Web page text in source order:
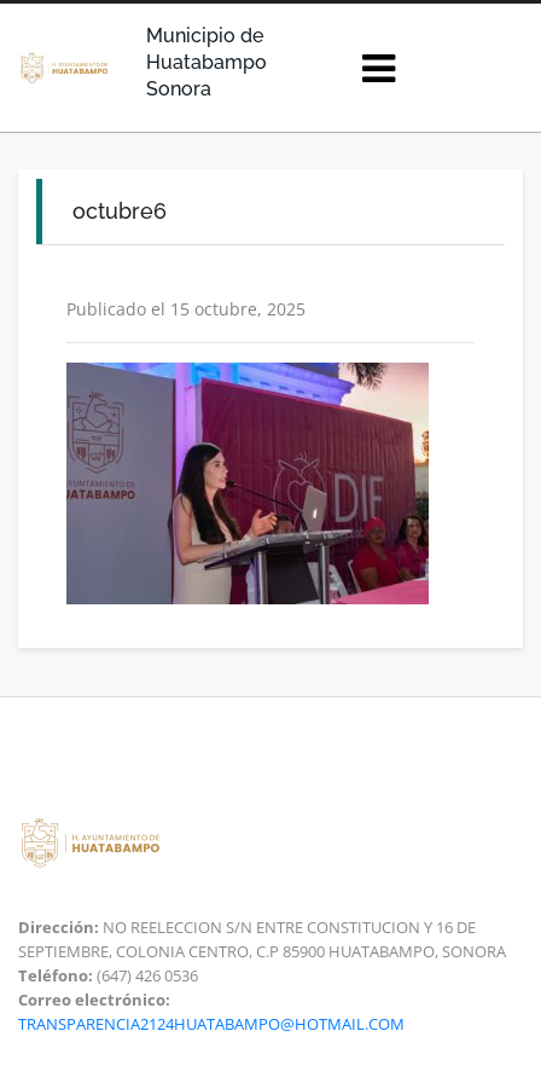
Municipio de
Huatabampo
Sonora
octubre6
Publicado el 15 octubre, 2025
Dirección: NO REELECCION S/N ENTRE CONSTITUCION Y 16 DE
SEPTIEMBRE, COLONIA CENTRO, C.P 85900 HUATABAMPO, SONORA
Teléfono: (647) 426 0536
Correo electrónico:
TRANSPARENCIA2124HUATABAMPO@HOTMAIL.COM